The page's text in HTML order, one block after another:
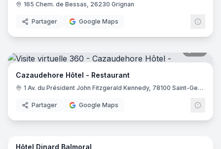
165 Chem. de Bessas, 26230 Grignan
Partager Google Maps
Cazaudehore Hôtel - Restaurant
1 Av. du Président John Fitzgerald Kennedy, 78100 Saint-Germain-en-Laye
Partager Google Maps
17
Hôtel Dinard Balmoral